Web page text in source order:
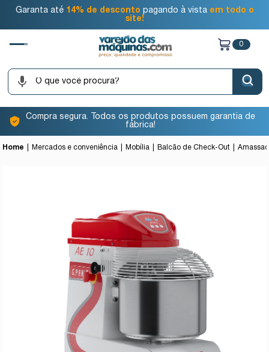
Garanta até 14% de desconto pagando à vista em todo o
site!
0
Compra segura. Todos os produtos possuem garantia de
fábrica!
Home Mercados e conveniência Mobília Balcão de Check-Out